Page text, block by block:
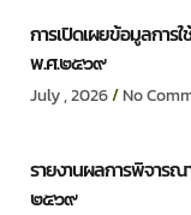
การเปิดเผยข้อมูลการ
พ.ศ.๒๕๖๙
July , 2026 No
รายงานผลการพิจารณ
๒๕๖๙